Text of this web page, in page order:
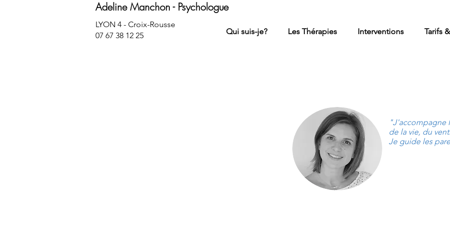
LYON 4 - Croix-Rousse
07 67 38 12 25
Adeline Manchon - Psychologue
Qui suis-je? Les Thérapies Interventions Tarifs
"J'accompagne
de la vie, du
Je guide les